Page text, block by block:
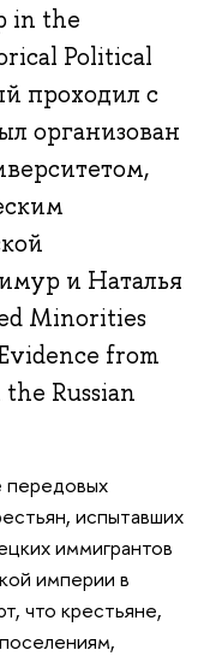
in the
Political
проходил с
организован
и Наталья
Minorities
from
Russian
передовых
испытавших
иммигрантов
империи в
что крестьяне,